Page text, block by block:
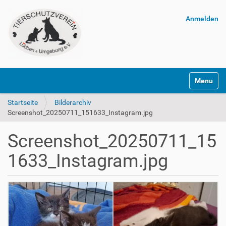
Anmelden
Startseite
Bilderarchiv
Screenshot_20250711_151633_Instagram.jpg
Screenshot_20250711_15
1633_Instagram.jpg